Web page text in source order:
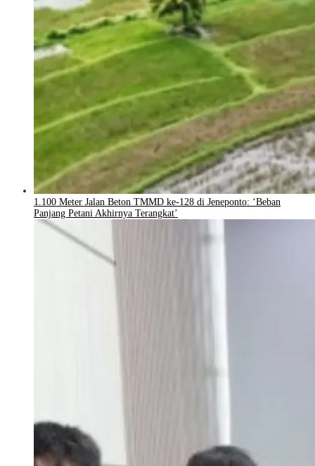
1.100 Meter Jalan Beton TMMD ke-128 di Jeneponto: ‘Beban
Panjang Petani Akhirnya Terangkat’